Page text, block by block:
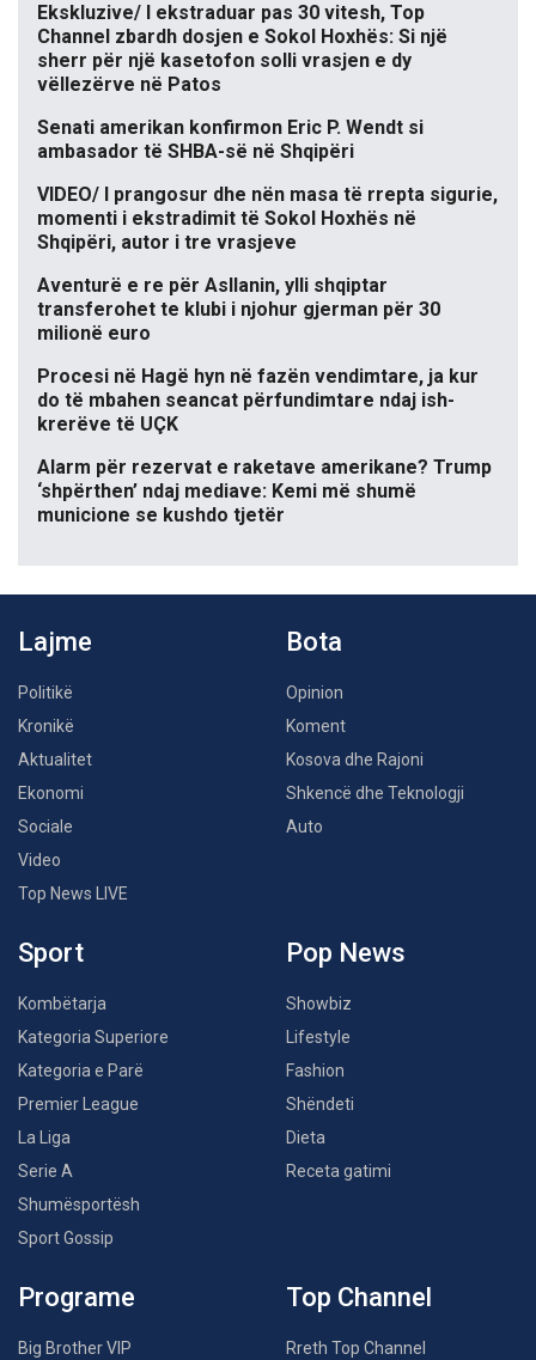
Ekskluzive/ I ekstraduar pas 30 vitesh, Top
Channel zbardh dosjen e Sokol Hoxhës: Si një
sherr për një kasetofon solli vrasjen e dy
vëllezërve në Patos
Senati amerikan konfirmon Eric P. Wendt si
ambasador të SHBA-së në Shqipëri
VIDEO/ I prangosur dhe nën masa të rrepta sigurie,
momenti i ekstradimit të Sokol Hoxhës në
Shqipëri, autor i tre vrasjeve
Aventurë e re për Asllanin, ylli shqiptar
transferohet te klubi i njohur gjerman për 30
milionë euro
Procesi në Hagë hyn në fazën vendimtare, ja kur
do të mbahen seancat përfundimtare ndaj ish-
krerëve të UÇK
Alarm për rezervat e raketave amerikane? Trump
‘shpërthen’ ndaj mediave: Kemi më shumë
municione se kushdo tjetër
Lajme
Politikë
Kronikë
Aktualitet
Ekonomi
Sociale
Video
Top News LIVE
Bota
Opinion
Koment
Kosova dhe Rajoni
Shkencë dhe Teknologji
Auto
Sport
Kombëtarja
Kategoria Superiore
Kategoria e Parë
Premier League
La Liga
Serie A
Shumësportësh
Sport Gossip
Pop News
Showbiz
Lifestyle
Fashion
Shëndeti
Dieta
Receta gatimi
Programe
Big Brother VIP
Top Channel
Rreth Top Channel